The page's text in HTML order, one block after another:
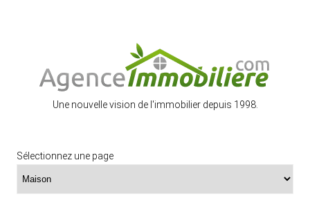
Une nouvelle vision de l'immobilier depuis 1998.
Sélectionnez une page